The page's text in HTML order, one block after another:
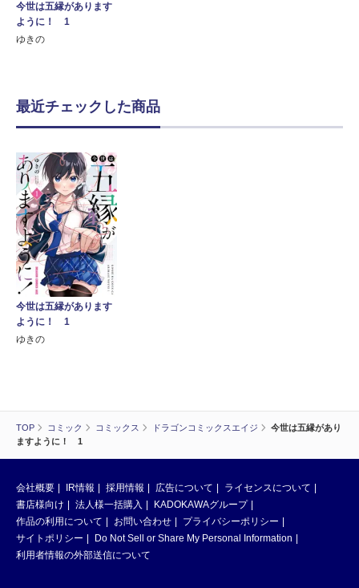
TOP コミック コミックス ドラゴンコミックスエイジ
今世は五縁があり
ますように！ 1
今世は五縁があります
ように！ 1
ゆきの
最近チェックした商品
今世は五縁があります
ように！ 1
ゆきの
会社概要 IR情報 採用情報 広告について
ライセンスについて
書店様向け
法人様一括購入
KADOKAWAグループ
作品の利用について
お問い合わせ
プライバシーポリシー
サイトポリシー
Do Not Sell or Share My Personal Information
利用者情報の外部送信について